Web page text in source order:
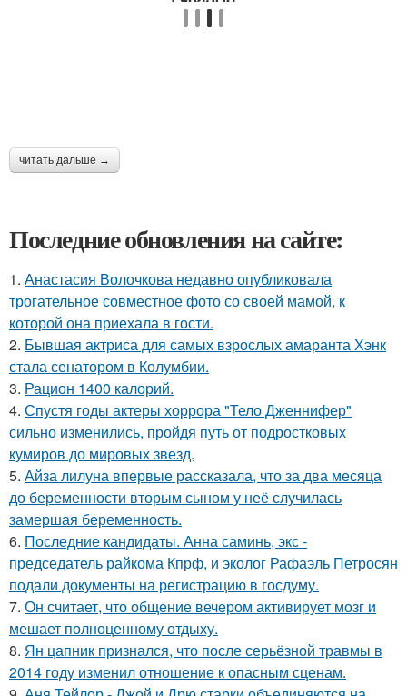
читать дальше →
Последние обновления на сайте:
1. Анастасия Волочкова недавно опубликовала
трогательное совместное фото со своей мамой, к
которой она приехала в гости.
2. Бывшая актриса для самых взрослых амаранта Хэнк
стала сенатором в Колумбии.
3. Рацион 1400 калорий.
4. Спустя годы актеры хоррора "Тело Дженнифер"
сильно изменились, пройдя путь от подростковых
кумиров до мировых звезд.
5. Айза лилуна впервые рассказала, что за два месяца
до беременности вторым сыном у неё случилась
замершая беременность.
6. Последние кандидаты. Анна саминь, экс -
председатель райкома Кпрф, и эколог Рафаэль Петросян
подали документы на регистрацию в госдуму.
7. Он считает, что общение вечером активирует мозг и
мешает полноценному отдыху.
8. Ян цапник признался, что после серьёзной травмы в
2014 году изменил отношение к опасным сценам.